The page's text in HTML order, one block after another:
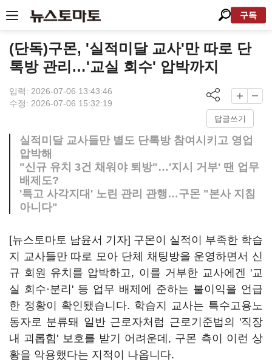
구독
(단독)구몬, '실적미달 교사'만 따로 단
톡방 관리…'교실 회수' 압박까지
입력: 2026-07-06 13:43:46
수정: 2026-07-06 15:32:19
답글쓰기
실적미달 교사들만 별도 단톡방 참여시키고 영업
압박해
"신규 유치 3건 채워야 퇴방"…'지시 거부' 땐 업무
배제도?
'특고 사각지대' 노린 관리 관행…구몬 "본사 지침
아니다"
[뉴스토마토 남윤서 기자] 구몬이 실적이 부족한 학습
지 교사들만 따로 모아 단체 채팅방을 운영하면서 신
규 회원 유치를 압박하고, 이를 거부한 교사에겐 '교
실 회수·분리' 등 업무 배제에 준하는 불이익을 언급
한 정황이 확인됐습니다. 학습지 교사는 특수고용노
동자로 분류돼 일반 근로자처럼 근로기준법의 '직장
내 괴롭힘' 보호를 받기 어려운데, 구몬 측이 이런 상
황을 악용했다는 지적이 나옵니다.